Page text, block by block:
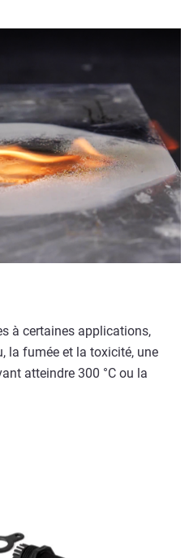
à certaines applications,
la fumée et la toxicité, une
atteindre 300 °C ou la